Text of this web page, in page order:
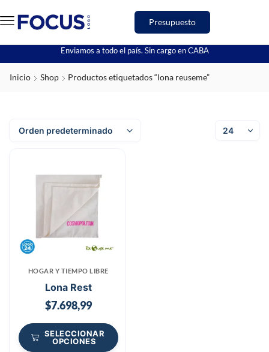
Presupuesto
Enviamos a todo el país. Sin cargo en CABA
Inicio Shop Productos etiquetados “lona reuseme”
HOGAR Y TIEMPO LIBRE
Lona Rest
$7.698,99
SELECCIONAR
OPCIONES